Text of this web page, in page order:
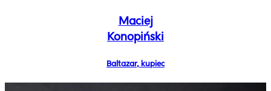
Maciej
Konopiński
Baltazar, kupiec